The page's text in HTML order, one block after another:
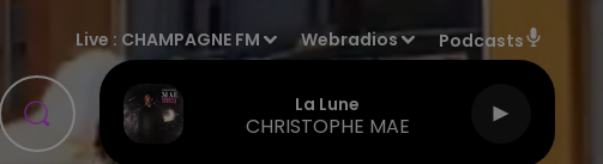
Live : CHAMPAGNE FM Webradios Podcasts
La Lune
CHRISTOPHE MAE